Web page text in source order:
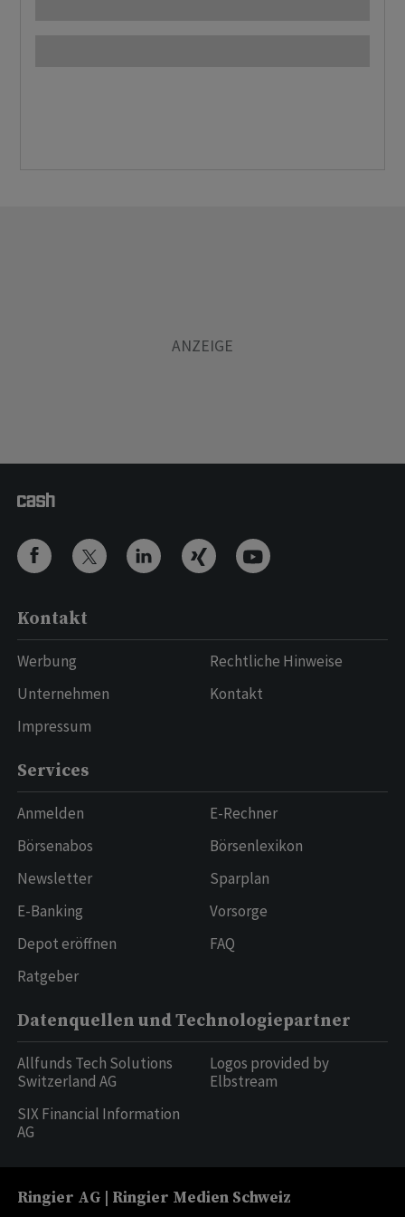
Kontakt
Werbung
Unternehmen
Impressum
Rechtliche Hinweise
Kontakt
Services
Anmelden
Börsenabos
Newsletter
E-Banking
Depot eröffnen
Ratgeber
E-Rechner
Börsenlexikon
Sparplan
Vorsorge
FAQ
Datenquellen und Technologiepartner
Allfunds Tech Solutions
Switzerland AG
SIX Financial Information
AG
Logos provided by
Elbstream
Ringier AG | Ringier Medien Schweiz